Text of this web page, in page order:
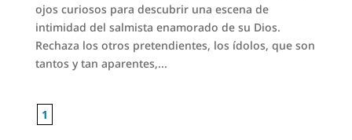
ojos curiosos para descubrir una escena de
intimidad del salmista enamorado de su Dios.
Rechaza los otros pretendientes, los ídolos, que son
tantos y tan aparentes,...
1